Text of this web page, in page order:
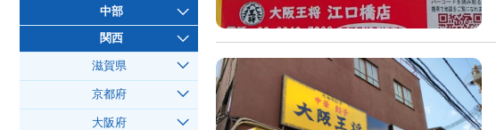
中部
関西
滋賀県
京都府
大阪府